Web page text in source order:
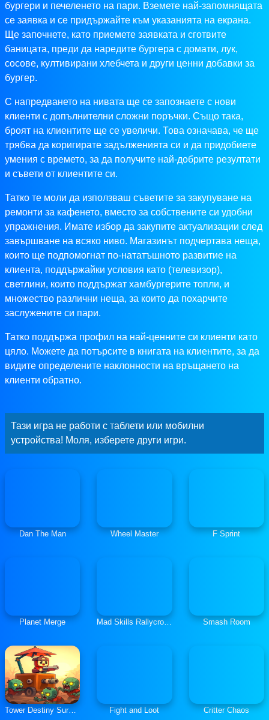
бургери и печеленето на пари. Вземете най-запомнящата
се заявка и се придържайте към указанията на екрана.
Ще започнете, като приемете заявката и сготвите
баницата, преди да наредите бургера с домати, лук,
сосове, култивирани хлебчета и други ценни добавки за
бургер.
С напредването на нивата ще се запознаете с нови
клиенти с допълнителни сложни поръчки. Също така,
броят на клиентите ще се увеличи. Това означава, че ще
трябва да коригирате задълженията си и да придобиете
умения с времето, за да получите най-добрите резултати
и съвети от клиентите си.
Татко те моли да използваш съветите за закупуване на
ремонти за кафенето, вместо за собствените си удобни
упражнения. Имате избор да закупите актуализации след
завършване на всяко ниво. Магазинът подчертава неща,
които ще подпомогнат по-нататъшното развитие на
клиента, поддържайки условия като (телевизор),
светлини, които поддържат хамбургерите топли, и
множество различни неща, за които да похарчите
заслужените си пари.
Татко поддържа профил на най-ценните си клиенти като
цяло. Можете да потърсите в книгата на клиентите, за да
видите определените наклонности на връщането на
клиенти обратно.
Тази игра не работи с таблети или мобилни
устройства! Моля, изберете други игри.
Dan The Man Wheel Master F Sprint
Planet Merge Mad Skills Rallycross Smash Room
Tower Destiny Survive Fight and Loot Critter Chaos